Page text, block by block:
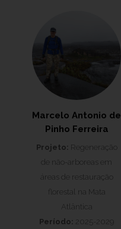
Marcelo Antonio de
Pinho Ferreira
Projeto: Regeneração
de não-arboreas em
áreas de restauração
florestal na Mata
Atlântica
Período: 2025-2029